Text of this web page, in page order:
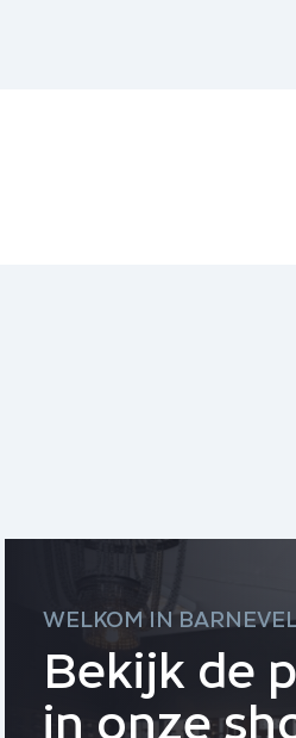
WELKOM IN
Bekijk de
in onze